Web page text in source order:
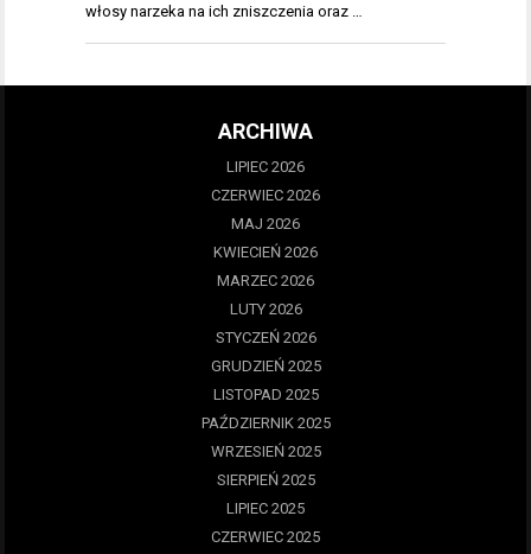
włosy narzeka na ich zniszczenia oraz …
ARCHIWA
LIPIEC 2026
CZERWIEC 2026
MAJ 2026
KWIECIEŃ 2026
MARZEC 2026
LUTY 2026
STYCZEŃ 2026
GRUDZIEŃ 2025
LISTOPAD 2025
PAŹDZIERNIK 2025
WRZESIEŃ 2025
SIERPIEŃ 2025
LIPIEC 2025
CZERWIEC 2025